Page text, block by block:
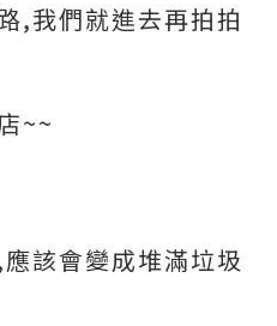
,我們就進去再拍拍
~~
該會變成堆滿垃圾